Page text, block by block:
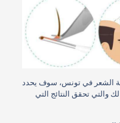
الشعر في تونس، سوف يحدد
والتي تحقق النتائج التي